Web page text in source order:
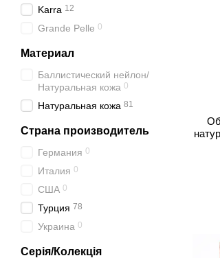
Karra 12
Grande Pelle 0
Материал
Баллистический нейлон/
Натуральная кожа 0
Натуральная кожа 81
Страна производитель
Германия 0
Италия 0
США 0
Турция 78
Украина 0
Серія/Колекція